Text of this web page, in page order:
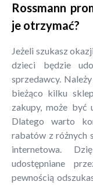
Rossmann
je otrzymać?
Jeżeli szukasz
dzieci będzie
sprzedawcy.
bieżąco kilku
zakupy, może być
Dlatego warto
rabatów z różnych
internetowa.
udostępniane
pewnością